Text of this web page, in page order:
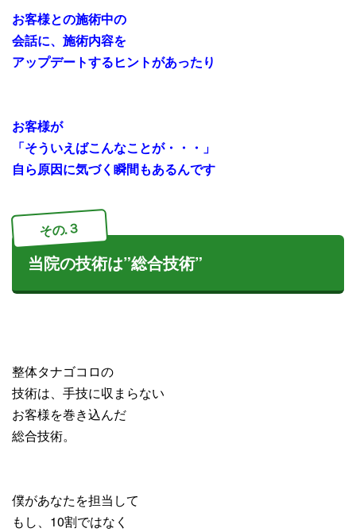
お客様との施術中の
会話に、施術内容を
アップデートするヒントがあったり
お客様が
「そういえばこんなことが・・・」
自ら原因に気づく瞬間もあるんです
その.３
当院の技術は”総合技術”
整体タナゴコロの
技術は、手技に収まらない
お客様を巻き込んだ
総合技術。
僕があなたを担当して
もし、10割ではなく